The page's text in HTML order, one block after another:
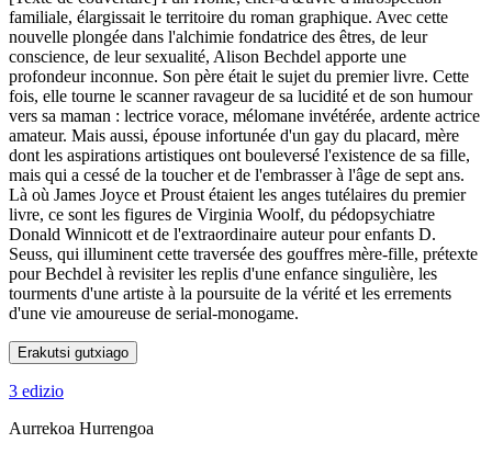
familiale, élargissait le territoire du roman graphique. Avec cette
nouvelle plongée dans l'alchimie fondatrice des êtres, de leur
conscience, de leur sexualité, Alison Bechdel apporte une
profondeur inconnue. Son père était le sujet du premier livre. Cette
fois, elle tourne le scanner ravageur de sa lucidité et de son humour
vers sa maman : lectrice vorace, mélomane invétérée, ardente actrice
amateur. Mais aussi, épouse infortunée d'un gay du placard, mère
dont les aspirations artistiques ont bouleversé l'existence de sa fille,
mais qui a cessé de la toucher et de l'embrasser à l'âge de sept ans.
Là où James Joyce et Proust étaient les anges tutélaires du premier
livre, ce sont les figures de Virginia Woolf, du pédopsychiatre
Donald Winnicott et de l'extraordinaire auteur pour enfants D.
Seuss, qui illuminent cette traversée des gouffres mère-fille, prétexte
pour Bechdel à revisiter les replis d'une enfance singulière, les
tourments d'une artiste à la poursuite de la vérité et les errements
d'une vie amoureuse de serial-monogame.
Erakutsi gutxiago
3 edizio
Aurrekoa Hurrengoa